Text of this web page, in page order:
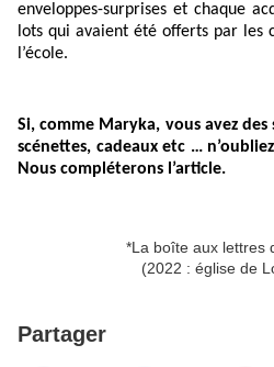
enveloppes-surprises et chaque
lots qui avaient été offerts par les
l’école.
Si, comme Maryka, vous avez
scénettes, cadeaux etc …
Nous compléterons l’article.
*La boîte aux lettres
(2022 : église de
Partager